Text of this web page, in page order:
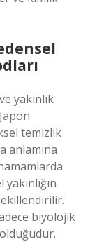
yakınlık
temizlik
anlamına
biyolojik